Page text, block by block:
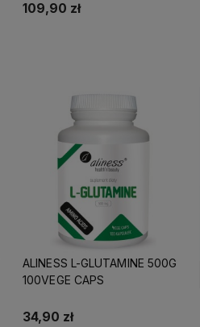
109,90 zł
ALINESS L-GLUTAMINE 500G
100VEGE CAPS
34,90 zł